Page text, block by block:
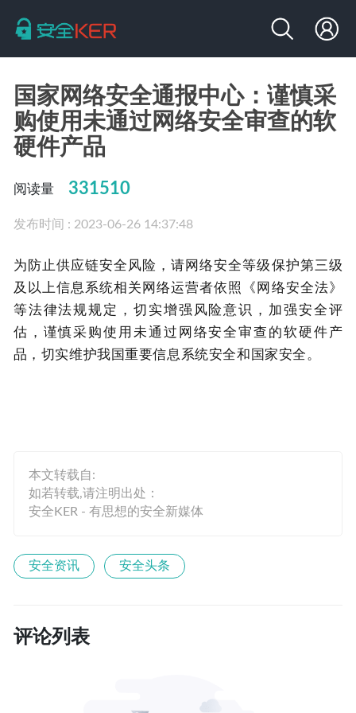
国家网络安全通报中心：谨慎采
购使用未通过网络安全审查的软
硬件产品
阅读量 331510
发布时间 : 2023-06-26 14:37:48
为防止供应链安全风险，请网络安全等级保护第三级
及以上信息系统相关网络运营者依照《网络安全法》
等法律法规规定，切实增强风险意识，加强安全评
估，谨慎采购使用未通过网络安全审查的软硬件产
品，切实维护我国重要信息系统安全和国家安全。
本文转载自:
如若转载,请注明出处：
安全KER - 有思想的安全新媒体
安全资讯 安全头条
评论列表